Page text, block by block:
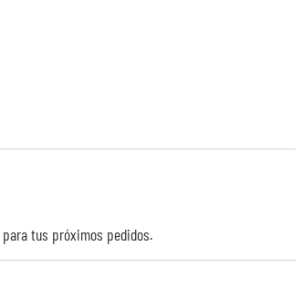
para tus próximos pedidos.